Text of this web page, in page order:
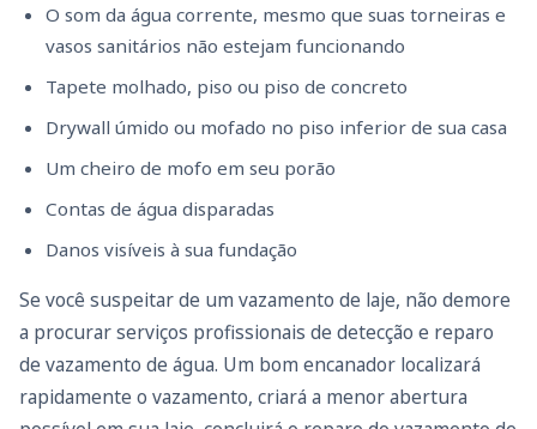
O som da água corrente, mesmo que suas torneiras e
vasos sanitários não estejam funcionando
Tapete molhado, piso ou piso de concreto
Drywall úmido ou mofado no piso inferior de sua casa
Um cheiro de mofo em seu porão
Contas de água disparadas
Danos visíveis à sua fundação
Se você suspeitar de um vazamento de laje, não demore
a procurar serviços profissionais de detecção e reparo
de vazamento de água. Um bom encanador localizará
rapidamente o vazamento, criará a menor abertura